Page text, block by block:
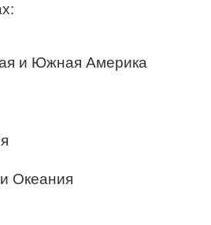
и Южная Америка
Океания